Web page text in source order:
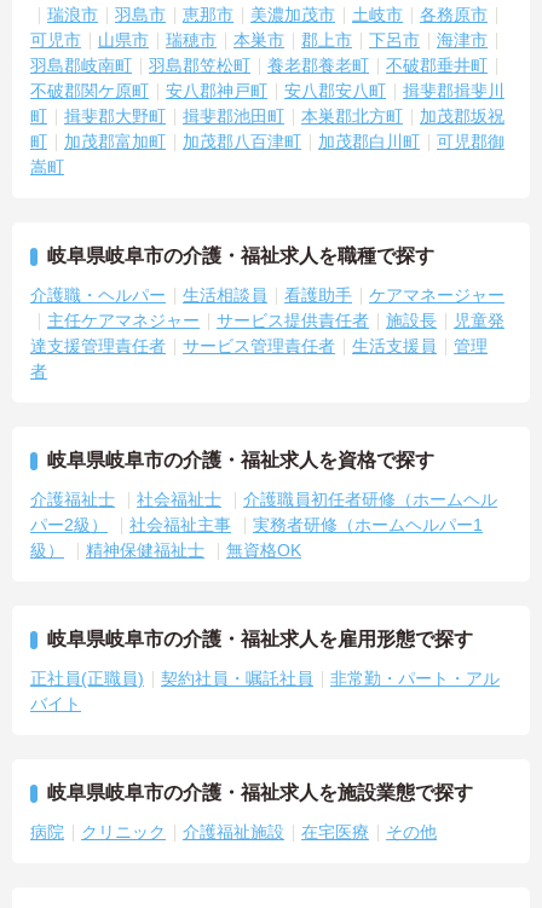
瑞浪市
羽島市 恵那市 美濃加茂市 土岐市
各務原市
可児市
山県市 瑞穂市 本巣市 郡上市 下呂市
海津市
羽島郡岐南町
羽島郡笠松町 養老郡養老町
不破郡垂井町
不破郡関ケ原町
安八郡神戸町 安八郡安八町
揖斐郡揖斐川
町
揖斐郡大野町 揖斐郡池田町 本巣郡北方町
加茂郡坂祝
町
加茂郡富加町 加茂郡八百津町 加茂郡白川町
可児郡御
嵩町
岐阜県岐阜市の介護・福祉求人を職種で探す
介護職・ヘルパー 生活相談員 看護助手
ケアマネージャー
主任ケアマネジャー
サービス提供責任者 施設長
児童発
達支援管理責任者
サービス管理責任者 生活支援員
管理
者
岐阜県岐阜市の介護・福祉求人を資格で探す
介護福祉士 社会福祉士
介護職員初任者研修（ホームヘル
パー2級）
社会福祉主事
実務者研修（ホームヘルパー1
級）
精神保健福祉士 無資格OK
岐阜県岐阜市の介護・福祉求人を雇用形態で探す
正社員(正職員) 契約社員・嘱託社員
非常勤・パート・アル
バイト
岐阜県岐阜市の介護・福祉求人を施設業態で探す
病院 クリニック 介護福祉施設 在宅医療 その他